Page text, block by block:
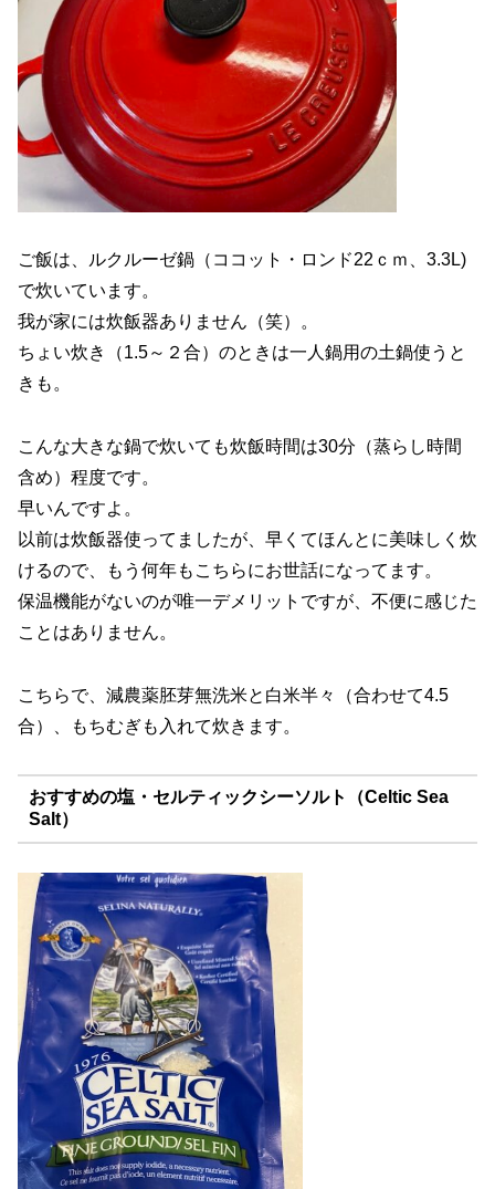
ご飯は、ルクルーゼ鍋（ココット・ロンド22ｃｍ、3.3L)
で炊いています。
我が家には炊飯器ありません（笑）。
ちょい炊き（1.5～２合）のときは一人鍋用の土鍋使うと
きも。
こんな大きな鍋で炊いても炊飯時間は30分（蒸らし時間
含め）程度です。
早いんですよ。
以前は炊飯器使ってましたが、早くてほんとに美味しく炊
けるので、もう何年もこちらにお世話になってます。
保温機能がないのが唯一デメリットですが、不便に感じた
ことはありません。
こちらで、減農薬胚芽無洗米と白米半々（合わせて4.5
合）、もちむぎも入れて炊きます。
おすすめの塩・セルティックシーソルト（Celtic Sea
Salt）